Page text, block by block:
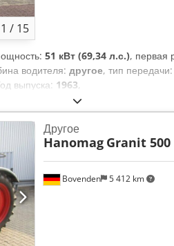
1 / 15
51 кВт (69,34 л.с.), первая
водителя: другое, тип передачи:
выпуска: 1963,
Bovenden 5 412 km
Другое
Hanomag Granit 500